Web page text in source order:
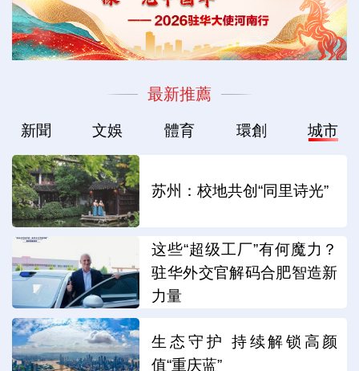
最新推薦
新聞 文娛 體育 環創 城市
苏州：校地共创“同里诗光”
这些“超级工厂”有何魔力？
驻华外交官解码合肥智造新
力量
生态守护 持续解锁高颜
值“重庆蓝”